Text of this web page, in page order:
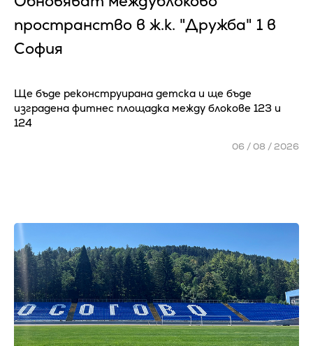
пространство в ж.к. "Дружба" 1 в
София
Ще бъде реконструирана детска и ще бъде
изградена фитнес площадка между блокове 123 и
124
06 / 08 / 2026